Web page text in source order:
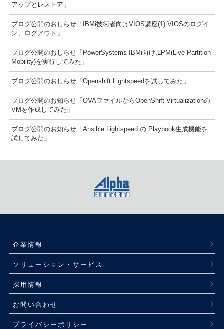
アップとレストア」
ブログ公開のおしらせ「IBMi技術者向けVIOS講座(1) VIOSのログイ
ン、ログアウト」
ブログ公開のおしらせ「PowerSystems IBMi向け,LPM(Live Partition
Mobility)を実行してみた」
ブログ公開のおしらせ「Openshift Lightspeedを試してみた」
ブログ公開のお知らせ「OVAファイルからOpenShift Virtualizationの
VMを作成してみた」
ブログ公開のお知らせ「Ansible Lightspeed の Playbook生成機能を
試してみた」
企業情報
ソリューション・サービス
採用情報
お問い合わせ
プライバシーポリシー